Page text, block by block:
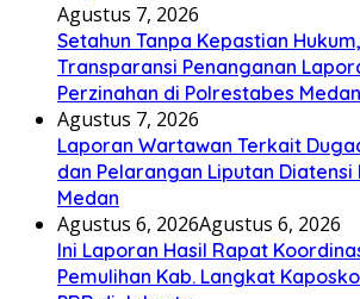
Agustus 7, 2026
Setahun Tanpa Kepastian
Transparansi Penanganan
Perzinahan di Polrestabes Medan
Agustus 7, 2026
Laporan Wartawan Terkait
dan Pelarangan Liputan
Medan
Agustus 6, 2026Agustus 6, 2026
Ini Laporan Hasil Rapat
Pemulihan Kab. Langkat